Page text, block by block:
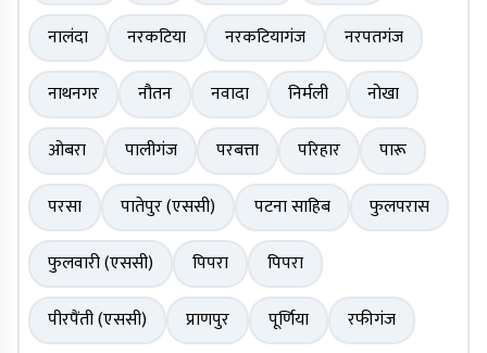
नालंदा
नरकटिया नरकटियागंज
नरपतगंज
नाथनगर
नौतन नवादा निर्मली
नोखा
ओबरा
पालीगंज परबत्ता परिहार
पारू
परसा
पातेपुर (एससी) पटना साहिब
फुलपरास
फुलवारी (एससी)
पिपरा
पिपरा
पीरपैंती (एससी)
प्राणपुर पूर्णिया रफीगंज